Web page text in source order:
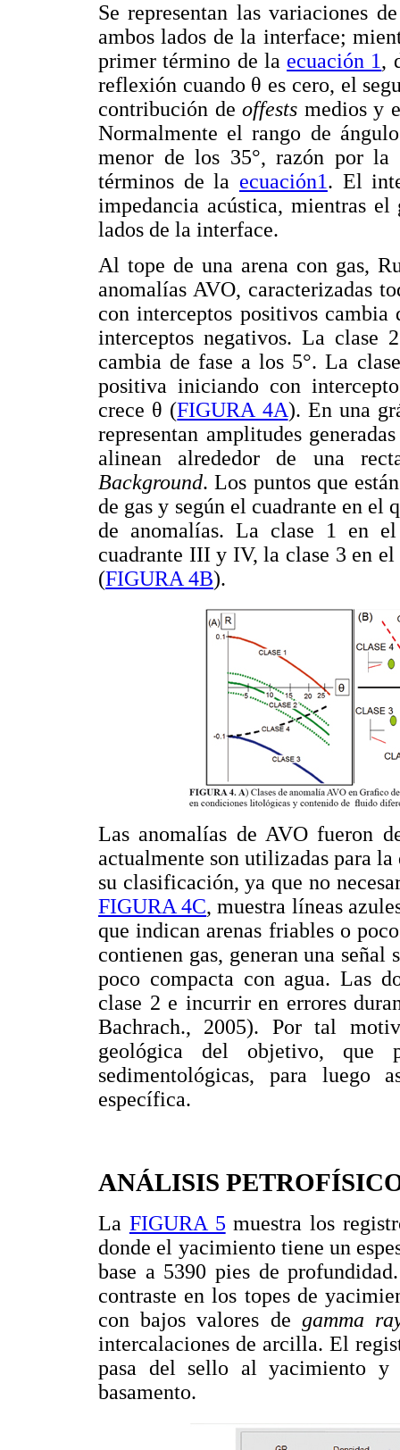
Se representan las variaciones
ambos lados de la interface;
primer término de la ecuación 1,
reflexión cuando θ es cero, el
contribución deoffests medios y
Normalmente el rango de
menor de los 35°, razón por la
términos de la ecuación1. El
impedancia acústica, mientras
lados de la interface.
Al tope de una arena con gas,
anomalías AVO, caracterizadas
con interceptos positivos
interceptos negativos. La clase
cambia de fase a los 5°. La
positiva iniciando con
crece θ (FIGURA 4A). En una
representan amplitudes
alinean alrededor de una
Background. Los puntos que
de gas y según el cuadrante en el
de anomalías. La clase 1 en
cuadrante III y IV, la clase 3 en
(FIGURA 4B).
Las anomalías de AVO fueron
actualmente son utilizadas para
su clasificación, ya que no
FIGURA 4C, muestra líneas
que indican arenas friables o
contienen gas, generan una
poco compacta con agua. Las
clase 2 e incurrir en errores
Bachrach., 2005). Por tal
geológica del objetivo, que
sedimentológicas, para luego
específica.
ANÁLISIS
La FIGURA 5 muestra los
donde el yacimiento tiene un
base a 5390 pies de
contraste en los topes de
con bajos valores de gamma
intercalaciones de arcilla. El
pasa del sello al yacimiento y
basamento.